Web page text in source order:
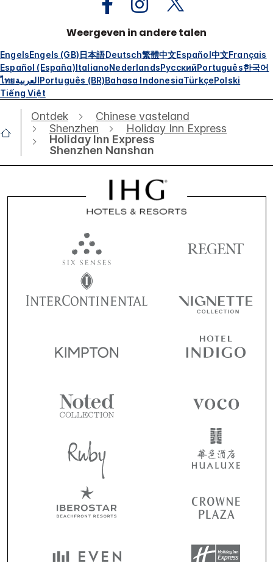
Weergeven in andere talen
EngelsEngels (GB)日本語Deutsch繁體中文Español中文Français
Español (España)ItalianoNederlandsРусскийPortuguês한국어
ไทยالعربيةPortuguês (BR)Bahasa IndonesiaTürkçePolski
Tiếng Việt
Ontdek
Chinese vasteland
Shenzhen
Holiday Inn Express
Holiday Inn Express
Shenzhen Nanshan